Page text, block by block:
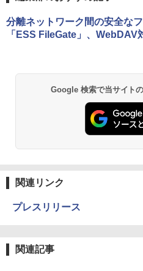
分離ネットワーク間の安全な
「ESS FileGate」、
Google 検索で当サイト
関連リンク
プレスリリース
関連記事